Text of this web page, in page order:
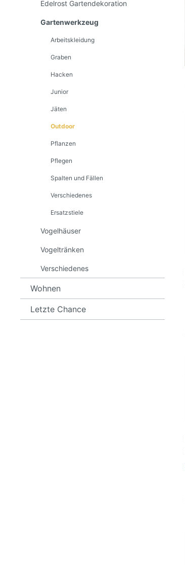
Edelrost Gartendekoration
Gartenwerkzeug
Arbeitskleidung
Graben
Hacken
Junior
Jäten
Outdoor
Pflanzen
Pflegen
Spalten und Fällen
Verschiedenes
Ersatzstiele
Vogelhäuser
Vogeltränken
Verschiedenes
Wohnen
Letzte Chance